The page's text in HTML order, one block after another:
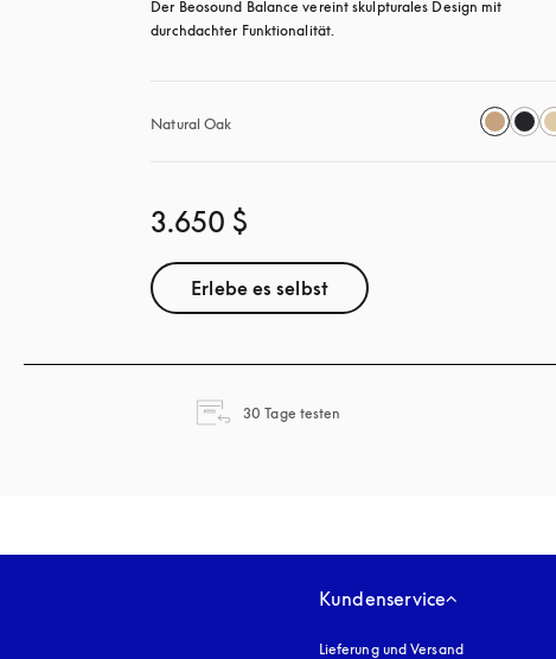
Der Beosound Balance vereint skulpturales Design mit
durchdachter Funktionalität.
Natural Oak
3.650 $
Erlebe es selbst
30 Tage testen
Kundenservice
Lieferung und Versand